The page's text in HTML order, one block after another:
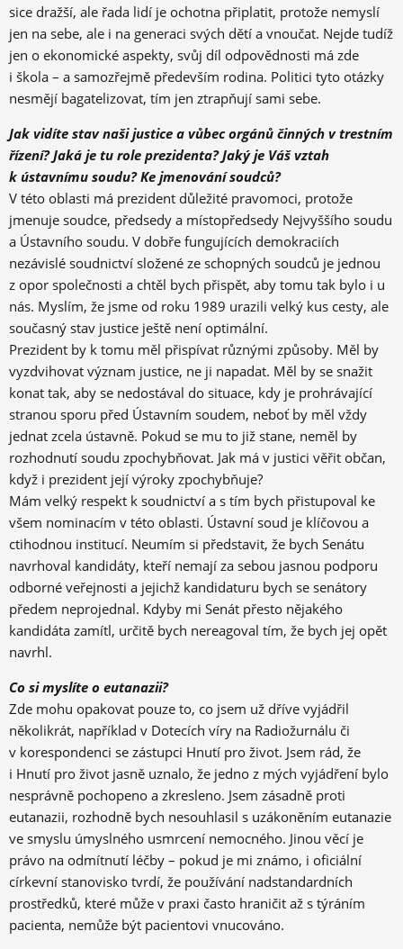
sice dražší, ale řada lidí je ochotna připlatit, protože nemyslí
jen na sebe, ale i na generaci svých dětí a vnoučat. Nejde tudíž
jen o ekonomické aspekty, svůj díl odpovědnosti má zde
i škola – a samozřejmě především rodina. Politici tyto otázky
nesmějí bagatelizovat, tím jen ztrapňují sami sebe.
Jak vidíte stav naši justice a vůbec orgánů činných v trestním
řízení? Jaká je tu role prezidenta? Jaký je Váš vztah
k ústavnímu soudu? Ke jmenování soudců?
V této oblasti má prezident důležité pravomoci, protože
jmenuje soudce, předsedy a místopředsedy Nejvyššího soudu
a Ústavního soudu. V dobře fungujících demokraciích
nezávislé soudnictví složené ze schopných soudců je jednou
z opor společnosti a chtěl bych přispět, aby tomu tak bylo i u
nás. Myslím, že jsme od roku 1989 urazili velký kus cesty, ale
současný stav justice ještě není optimální.
Prezident by k tomu měl přispívat různými způsoby. Měl by
vyzdvihovat význam justice, ne ji napadat. Měl by se snažit
konat tak, aby se nedostával do situace, kdy je prohrávající
stranou sporu před Ústavním soudem, neboť by měl vždy
jednat zcela ústavně. Pokud se mu to již stane, neměl by
rozhodnutí soudu zpochybňovat. Jak má v justici věřit občan,
když i prezident její výroky zpochybňuje?
Mám velký respekt k soudnictví a s tím bych přistupoval ke
všem nominacím v této oblasti. Ústavní soud je klíčovou a
ctihodnou institucí. Neumím si představit, že bych Senátu
navrhoval kandidáty, kteří nemají za sebou jasnou podporu
odborné veřejnosti a jejichž kandidaturu bych se senátory
předem neprojednal. Kdyby mi Senát přesto nějakého
kandidáta zamítl, určitě bych nereagoval tím, že bych jej opět
navrhl.
Co si myslíte o eutanazii?
Zde mohu opakovat pouze to, co jsem už dříve vyjádřil
několikrát, například v Dotecích víry na Radiožurnálu či
v korespondenci se zástupci Hnutí pro život. Jsem rád, že
i Hnutí pro život jasně uznalo, že jedno z mých vyjádření bylo
nesprávně pochopeno a zkresleno. Jsem zásadně proti
eutanazii, rozhodně bych nesouhlasil s uzákoněním eutanazie
ve smyslu úmyslného usmrcení nemocného. Jinou věcí je
právo na odmítnutí léčby – pokud je mi známo, i oficiální
církevní stanovisko tvrdí, že používání nadstandardních
prostředků, které může v praxi často hraničit až s týráním
pacienta, nemůže být pacientovi vnucováno.